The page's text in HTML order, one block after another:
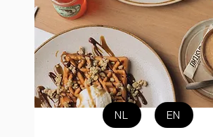
EN
NL